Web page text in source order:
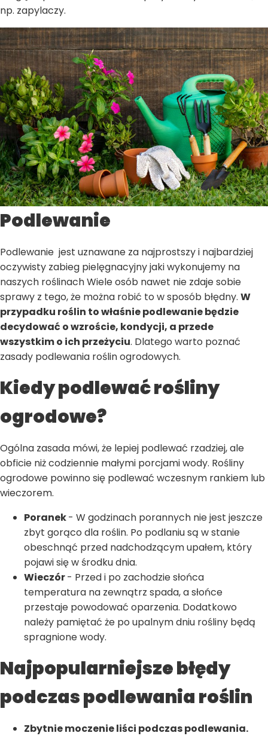
np. zapylaczy.
Podlewanie
Podlewanie jest uznawane za najprostszy i najbardziej
oczywisty zabieg pielęgnacyjny jaki wykonujemy na
naszych roślinach Wiele osób nawet nie zdaje sobie
sprawy z tego, że można robić to w sposób błędny. W
przypadku roślin to właśnie podlewanie będzie
decydować o wzroście, kondycji, a przede
wszystkim o ich przeżyciu. Dlatego warto poznać
zasady podlewania roślin ogrodowych.
Kiedy podlewać rośliny
ogrodowe?
Ogólna zasada mówi, że lepiej podlewać rzadziej, ale
obficie niż codziennie małymi porcjami wody. Rośliny
ogrodowe powinno się podlewać wczesnym rankiem lub
wieczorem.
Poranek- W godzinach porannych nie jest jeszcze
zbyt gorąco dla roślin. Po podlaniu są w stanie
obeschnąć przed nadchodzącym upałem, który
pojawi się w środku dnia.
Wieczór- Przed i po zachodzie słońca
temperatura na zewnątrz spada, a słońce
przestaje powodować oparzenia. Dodatkowo
należy pamiętać że po upalnym dniu rośliny będą
spragnione wody.
Najpopularniejsze błędy
podczas podlewania roślin
Zbytnie moczenie liści podczas podlewania.